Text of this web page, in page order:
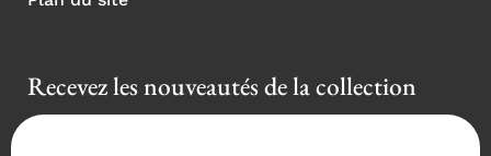
Recevez les nouveautés de la collection